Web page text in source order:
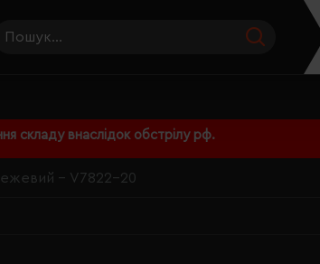
складу внаслідок обстрілу рф.
- V7822-20